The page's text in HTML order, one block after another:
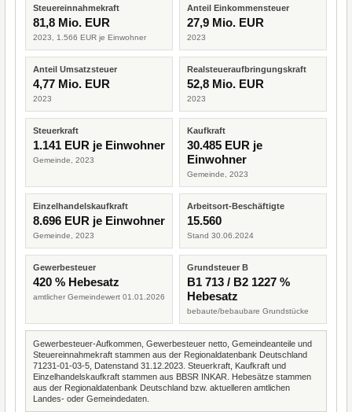
Steuereinnahmekraft
81,8 Mio. EUR
2023, 1.566 EUR je Einwohner
Anteil Einkommensteuer
27,9 Mio. EUR
2023
Anteil Umsatzsteuer
4,77 Mio. EUR
2023
Realsteueraufbringungskraft
52,8 Mio. EUR
2023
Steuerkraft
1.141 EUR je Einwohner
Gemeinde, 2023
Kaufkraft
30.485 EUR je
Einwohner
Gemeinde, 2023
Einzelhandelskaufkraft
8.696 EUR je Einwohner
Gemeinde, 2023
Arbeitsort-Beschäftigte
15.560
Stand 30.06.2024
Gewerbesteuer
420 % Hebesatz
amtlicher Gemeindewert 01.01.2026
Grundsteuer B
B1 713 / B2 1227 %
Hebesatz
bebaute/bebaubare Grundstücke
Gewerbesteuer-Aufkommen, Gewerbesteuer netto, Gemeindeanteile und
Steuereinnahmekraft stammen aus der Regionaldatenbank Deutschland
71231-01-03-5, Datenstand 31.12.2023. Steuerkraft, Kaufkraft und
Einzelhandelskaufkraft stammen aus BBSR INKAR. Hebesätze stammen
aus der Regionaldatenbank Deutschland bzw. aktuelleren amtlichen
Landes- oder Gemeindedaten.